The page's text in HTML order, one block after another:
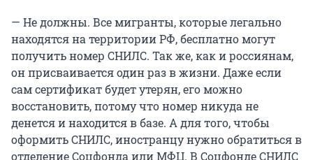
— Не должны. Все мигранты, которые легально
находятся на территории РФ, бесплатно могут
получить номер СНИЛС. Так же, как и россиянам,
он присваивается один раз в жизни. Даже если
сам сертификат будет утерян, его можно
восстановить, потому что номер никуда не
денется и находится в базе. А для того, чтобы
оформить СНИЛС, иностранцу нужно обратиться в
отделение Соцфонда или МФЦ. В Соцфонде СНИЛС